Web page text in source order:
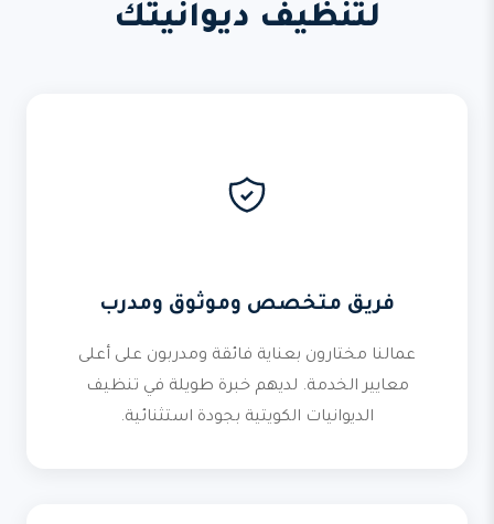
لتنظيف ديوانيتك
فريق متخصص وموثوق ومدرب
عمالنا مختارون بعناية فائقة ومدربون على أعلى
معايير الخدمة. لديهم خبرة طويلة في تنظيف
الديوانيات الكويتية بجودة استثنائية.